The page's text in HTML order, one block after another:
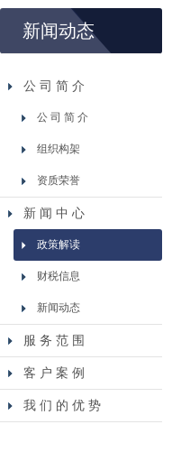
新闻动态
公 司 简 介
公 司 简 介
组织构架
资质荣誉
新 闻 中 心
政策解读
财税信息
新闻动态
服 务 范 围
客 户 案 例
我 们 的 优 势